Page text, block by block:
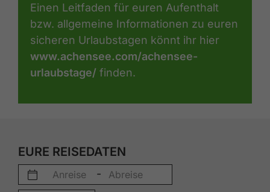
Einen Leitfaden für euren Aufenthalt
bzw. allgemeine Informationen zu euren
sicheren Urlaubstagen könnt ihr hier
www.achensee.com/achensee-
urlaubstage/ finden.
EURE REISEDATEN
-